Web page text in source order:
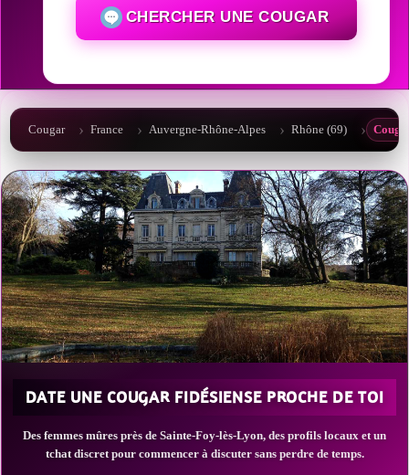
CHERCHER UNE COUGAR
Cougar France Auvergne-Rhône-Alpes Rhône (69)
DATE UNE COUGAR FIDÉSIENSE PROCHE DE TOI
Des femmes mûres près de Sainte-Foy-lès-Lyon, des profils locaux et un
tchat discret pour commencer à discuter sans perdre de temps.